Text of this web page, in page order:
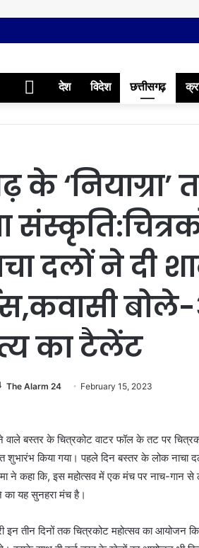
Homeदेश विदेश छत्तीसगढ़
के ‘नियाग्रा’
दलों ने दी
का टैलेंट
The Alarm 24 February 15, 2023
वाले बस्तर के चित्रकोट वाटर फॉल के तट पर
शुभारंभ किया गया। पहले दिन बस्तर के लोक
ने कहा कि, इस महोत्सव में एक मंच पर नाच-गान
यह सुनहरा मंच है।
तीन दिनों तक चित्रकोट महोत्सव का आयोजन